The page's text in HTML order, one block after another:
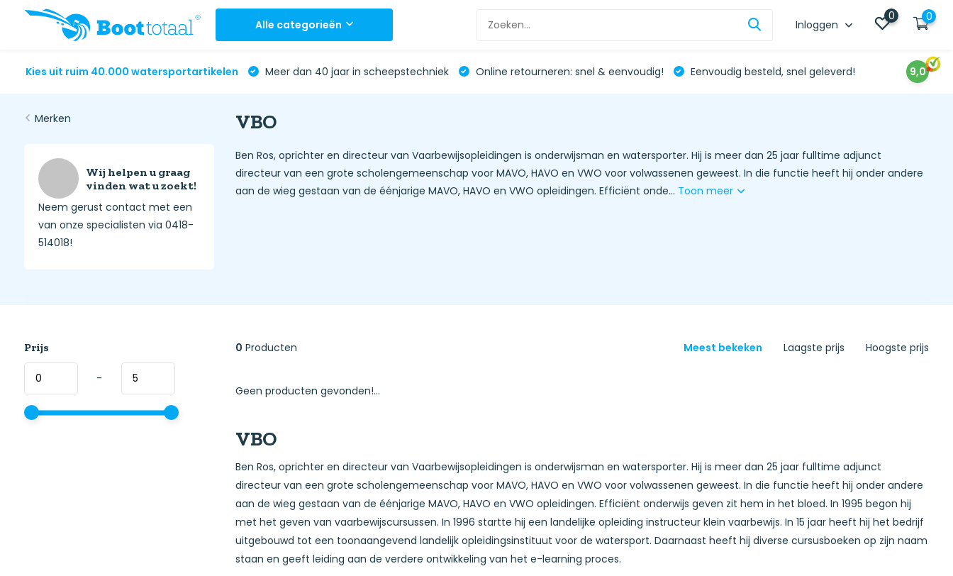
Alle categorieën Inloggen
0 0
Kies uit ruim 40.000 watersportartikelen Meer dan 40 jaar in scheepstechniek Online retourneren: snel & eenvoudig! Eenvoudig besteld, snel geleverd! 9,0
Merken
Wij helpen u graag
vinden wat u zoekt!
Neem gerust contact met een
van onze specialisten via 0418-
514018!
VBO
Ben Ros, oprichter en directeur van Vaarbewijsopleidingen is onderwijsman en watersporter. Hij is meer dan 25 jaar fulltime adjunct
directeur van een grote scholengemeenschap voor MAVO, HAVO en VWO voor volwassenen geweest. In die functie heeft hij onder andere
aan de wieg gestaan van de éénjarige MAVO, HAVO en VWO opleidingen. Efficiënt onde... Toon meer
Prijs
-
0 Producten Meest bekeken Laagste prijs Hoogste prijs
Geen producten gevonden!...
VBO
Ben Ros, oprichter en directeur van Vaarbewijsopleidingen is onderwijsman en watersporter. Hij is meer dan 25 jaar fulltime adjunct
directeur van een grote scholengemeenschap voor MAVO, HAVO en VWO voor volwassenen geweest. In die functie heeft hij onder andere
aan de wieg gestaan van de éénjarige MAVO, HAVO en VWO opleidingen. Efficiënt onderwijs geven zit hem in het bloed. In 1995 begon hij
met het geven van vaarbewijscursussen. In 1996 startte hij een landelijke opleiding instructeur klein vaarbewijs. In 15 jaar heeft hij het bedrijf
uitgebouwd tot een toonaangevend landelijk opleidingsinstituut voor de watersport. Daarnaast heeft hij diverse cursusboeken op zijn naam
staan en geeft leiding aan de verdere ontwikkeling van het e-learning proces.